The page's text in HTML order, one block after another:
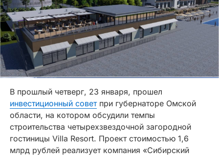
В прошлый четверг, 23 января, прошел
инвестиционный советпри губернаторе Омской
области, на котором обсудили темпы
строительства четырехзвездочной загородной
гостиницы Villa Resort. Проект стоимостью 1,6
млрд рублей реализует компания «Сибирский